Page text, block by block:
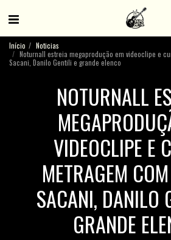
Início
Noticias
Noturnall estreia megaprodução em videoclipe e
Sacani, Danilo Gentili e grande elenco
NOTURNALL
VIDEOCLIPE E
METRAGEM
SACANI, DANILO
GRANDE